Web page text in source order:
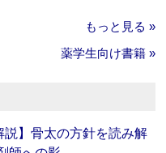
もっと見る »
薬学生向け書籍 »
説】骨太の方針を読み解